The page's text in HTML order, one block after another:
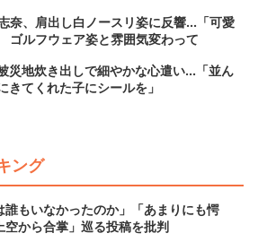
奈、肩出し白ノースリ姿に反響...「可愛
ルフウェア姿と雰囲気変わって
災地炊き出しで細やかな心遣い...「並ん
きてくれた子にシールを」
ング
誰もいなかったのか」「あまりにも愕
から合掌」巡る投稿を批判